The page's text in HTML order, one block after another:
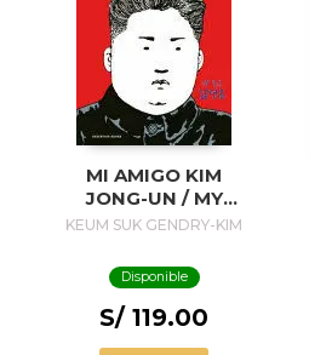
MI AMIGO KIM
JONG-UN / MY
FRIEND KIM JONG-
KEUM SUK GENDRY-KIM
Disponible
S/ 119.00